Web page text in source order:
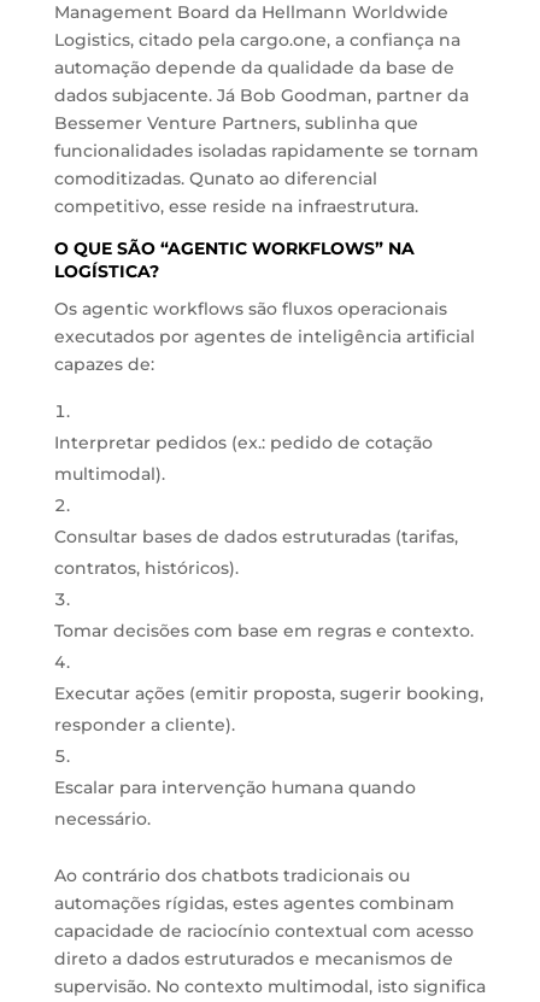
Management Board da Hellmann Worldwide
Logistics, citado pela cargo.one, a confiança na
automação depende da qualidade da base de
dados subjacente. Já Bob Goodman, partner da
Bessemer Venture Partners, sublinha que
funcionalidades isoladas rapidamente se tornam
comoditizadas. Qunato ao diferencial
competitivo, esse reside na infraestrutura.
O QUE SÃO “AGENTIC WORKFLOWS” NA
LOGÍSTICA?
Os agentic workflows são fluxos operacionais
executados por agentes de inteligência artificial
capazes de:
Interpretar pedidos (ex.: pedido de cotação
multimodal).
Consultar bases de dados estruturadas (tarifas,
contratos, históricos).
Tomar decisões com base em regras e contexto.
Executar ações (emitir proposta, sugerir booking,
responder a cliente).
Escalar para intervenção humana quando
necessário.
Ao contrário dos chatbots tradicionais ou
automações rígidas, estes agentes combinam
capacidade de raciocínio contextual com acesso
direto a dados estruturados e mecanismos de
supervisão. No contexto multimodal, isto significa